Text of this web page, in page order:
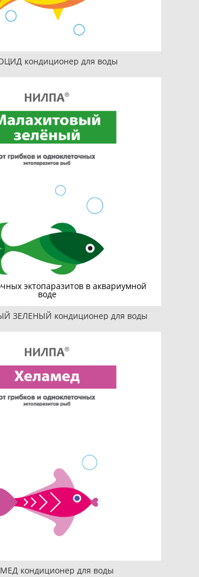
кондиционер для воды
эктопаразитов в аквариумной
воде
ЗЕЛЕНЫЙ кондиционер для воды
кондиционер для воды